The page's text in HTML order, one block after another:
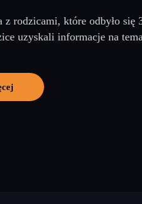
z rodzicami, które odbyło
uzyskali informacje na